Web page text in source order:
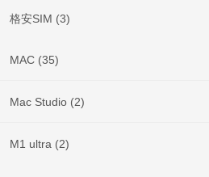
格安SIM (3)
MAC (35)
Mac Studio (2)
M1 ultra (2)